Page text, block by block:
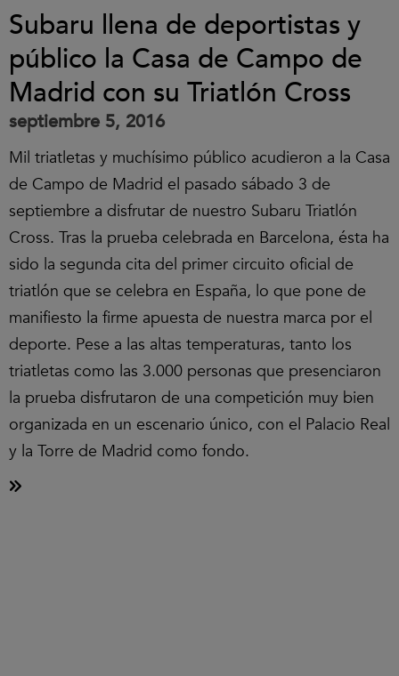
Subaru llena de deportistas y
público la Casa de Campo de
Madrid con su Triatlón Cross
septiembre 5, 2016
Mil triatletas y muchísimo público acudieron a la Casa
de Campo de Madrid el pasado sábado 3 de
septiembre a disfrutar de nuestro Subaru Triatlón
Cross. Tras la prueba celebrada en Barcelona, ésta ha
sido la segunda cita del primer circuito oficial de
triatlón que se celebra en España, lo que pone de
manifiesto la firme apuesta de nuestra marca por el
deporte. Pese a las altas temperaturas, tanto los
triatletas como las 3.000 personas que presenciaron
la prueba disfrutaron de una competición muy bien
organizada en un escenario único, con el Palacio Real
y la Torre de Madrid como fondo.